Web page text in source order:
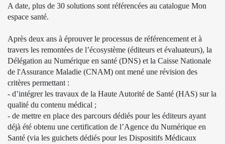
A date, plus de 30 solutions sont référencées au catalogue Mon
espace santé.
Après deux ans à éprouver le processus de référencement et à
travers les remontées de l’écosystème (éditeurs et évaluateurs), la
Délégation au Numérique en santé (DNS) et la Caisse Nationale
de l'Assurance Maladie (CNAM) ont mené une révision des
critères permettant :
- d’intégrer les travaux de la Haute Autorité de Santé (HAS) sur la
qualité du contenu médical ;
- de mettre en place des parcours dédiés pour les éditeurs ayant
déjà été obtenu une certification de l’Agence du Numérique en
Santé (via les guichets dédiés pour les Dispositifs Médicaux